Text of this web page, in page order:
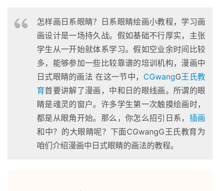
怎样画日系眼睛？日系眼睛绘画小教程，学习画
画设计是一场持久战。假如基础不行厚实，主张
学生从一开始就体系学习。假如空业余时间比较
多，能够参加一些比较靠谱的培训机构，漫画中
日式眼睛的画法 在这一节中， CGwangG王氏教
育首要讲解了漫画，中和日的眼线画。所谓的眼
睛是魂灵的窗户。许多学生第一次触摸绘画时，
都是从眼角开始。那么，你怎么招引日系， 插画
和中？的大眼睛呢？下面CGwangG王氏教育为
咱们介绍漫画中日式眼睛的画法的教程。